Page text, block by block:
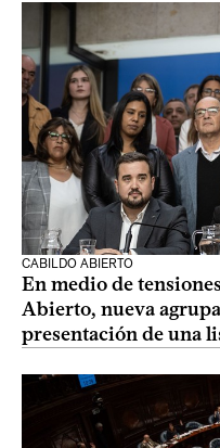
CABILDO ABIERTO
En medio de
Abierto, nueva
presentación de una